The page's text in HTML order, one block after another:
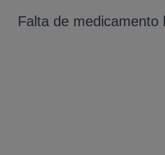
Falta de medicamento